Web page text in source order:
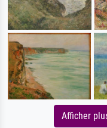
Afficher